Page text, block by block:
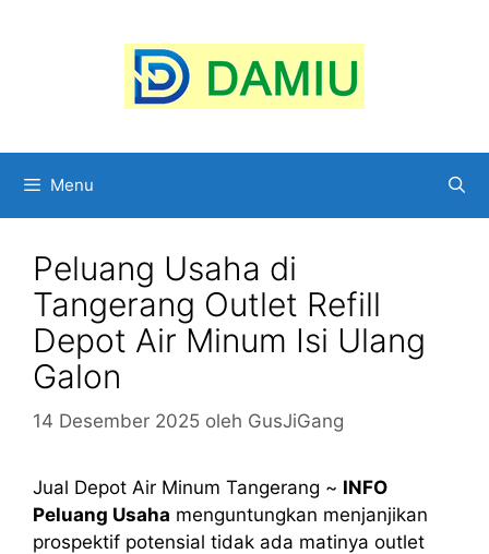
Menu
Peluang Usaha di
Tangerang Outlet Refill
Depot Air Minum Isi Ulang
Galon
14 Desember 2025 oleh GusJiGang
Jual Depot Air Minum Tangerang ~ INFO
Peluang Usaha menguntungkan menjanjikan
prospektif potensial tidak ada matinya outlet